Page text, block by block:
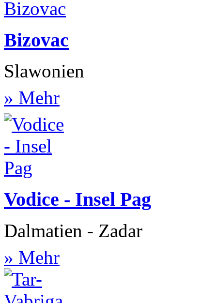
Bizovac
Slawonien
» Mehr
Vodice - Insel Pag
Dalmatien - Zadar
» Mehr